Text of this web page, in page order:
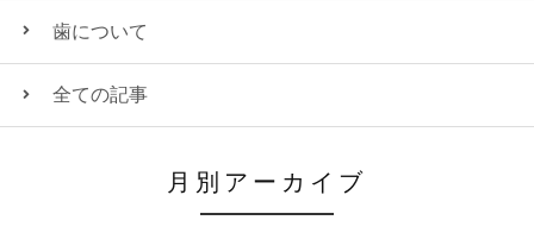
歯について
全ての記事
月別アーカイブ